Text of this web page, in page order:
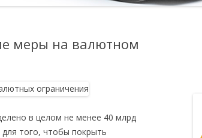
меры на валютном
в целом не менее 40 млрд
того, чтобы покрыть